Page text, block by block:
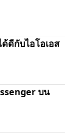
ดีกับไอโอเอส
บน